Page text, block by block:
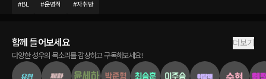
#BL #운명적 #자취방
함께 들어보세요 더보기
다양한 성우의 목소리를 감상하고 구독해보세요!